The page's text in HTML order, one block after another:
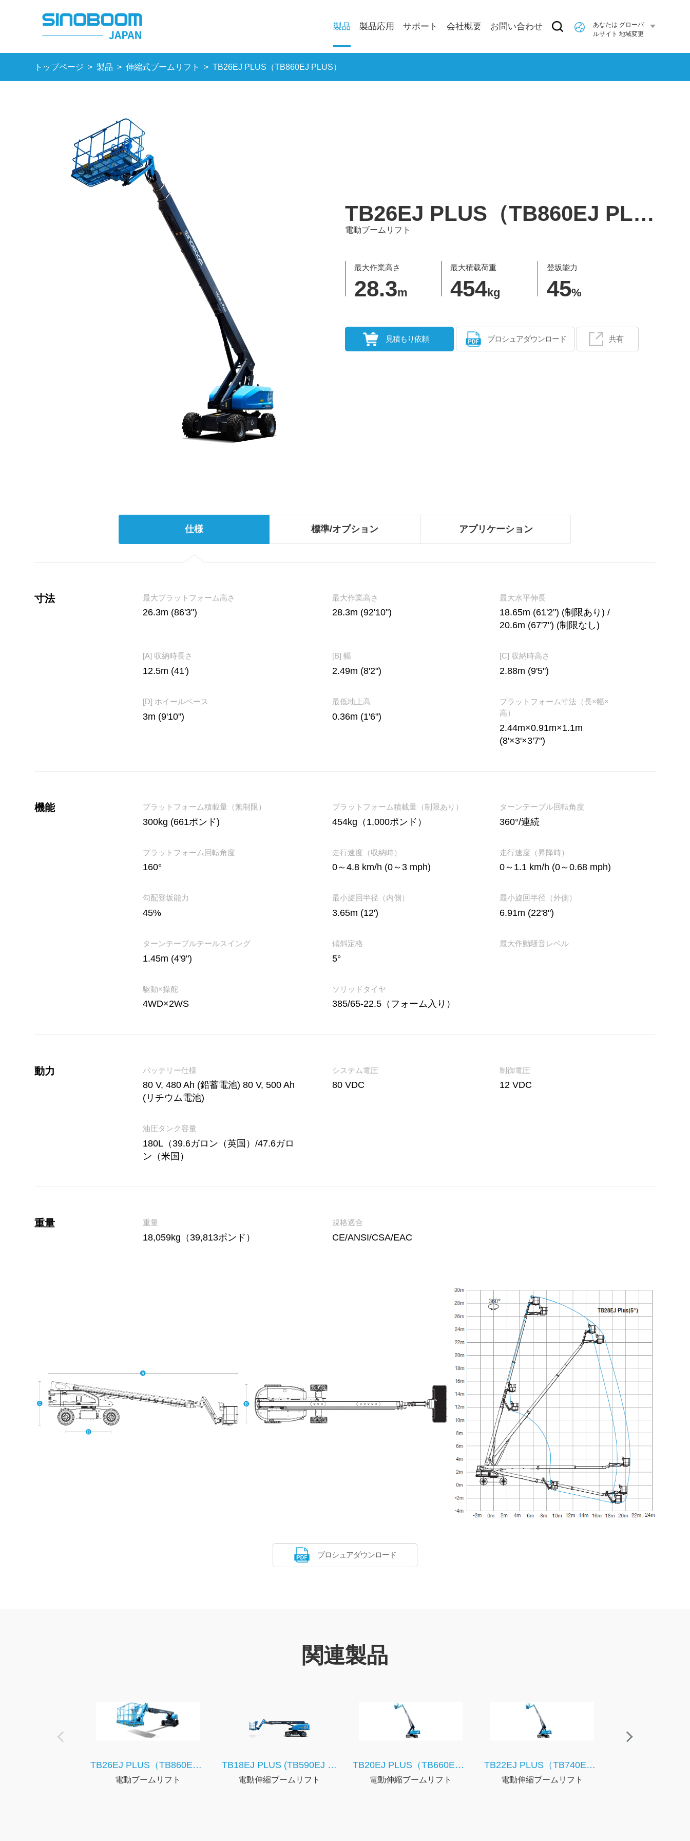
製品 製品応用 サポート 会社概要 お問い合わせ
あなたは グローバ
ルサイト 地域変更
トップページ > 製品 > 伸縮式ブームリフト > TB26EJ PLUS（TB860EJ PLUS）
TB26EJ PLUS（TB860EJ PLUS）
電動ブームリフト
最大作業高さ
28.3m
最大積载荷重
454kg
登坂能力
45%
見積もり依頼 ブロシュアダウンロード 共有
仕様 標準/オプション アプリケーション
寸法 最大プラットフォーム高さ
26.3m (86'3")
最大作業高さ
28.3m (92'10")
最大水平伸長
18.65m (61'2") (制限あり) /
20.6m (67'7") (制限なし)
[A] 収納時長さ
12.5m (41')
[B] 幅
2.49m (8'2")
[C] 収納時高さ
2.88m (9'5")
[D] ホイールベース
3m (9'10")
最低地上高
0.36m (1'6")
プラットフォーム寸法（長×幅×
高）
2.44m×0.91m×1.1m
(8'×3'×3'7")
機能 プラットフォーム積載量（無制限）
300kg (661ポンド)
プラットフォーム積載量（制限あり）
454kg（1,000ポンド）
ターンテーブル回転角度
360°/連続
プラットフォーム回転角度
160°
走行速度（収納時）
0～4.8 km/h (0～3 mph)
走行速度（昇降時）
0～1.1 km/h (0～0.68 mph)
勾配登坂能力
45%
最小旋回半径（内側）
3.65m (12')
最小旋回半径（外側）
6.91m (22'8")
ターンテーブルテールスイング
1.45m (4'9")
傾斜定格
5°
最大作動騒音レベル
駆動×操舵
4WD×2WS
ソリッドタイヤ
385/65-22.5（フォーム入り）
動力 バッテリー仕様
80 V, 480 Ah (鉛蓄電池) 80 V, 500 Ah
(リチウム電池)
システム電圧
80 VDC
制御電圧
12 VDC
油圧タンク容量
180L（39.6ガロン（英国）/47.6ガロ
ン（米国）
重量 重量
18,059kg（39,813ポンド）
規格適合
CE/ANSI/CSA/EAC
ブロシュアダウンロード
関連製品
TB26EJ PLUS（TB860EJ PLUS）
電動ブームリフト
TB18EJ PLUS (TB590EJ PLUS)
電動伸縮ブームリフト
TB20EJ PLUS（TB660EJ PLUS）
電動伸縮ブームリフト
TB22EJ PLUS（TB740EJ PLUS）
電動伸縮ブームリフト